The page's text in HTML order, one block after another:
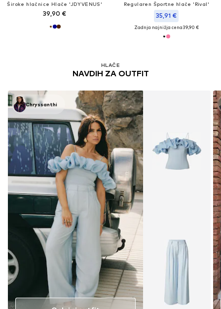
Široke hlačnice Hlače 'JDYVENUS'
39,90 €
Regularen Športne hlače 'Rival'
35,91 €
Zadnja najnižja cena39,90 €
HLAČE
NAVDIH ZA OUTFIT
Chryssanthi